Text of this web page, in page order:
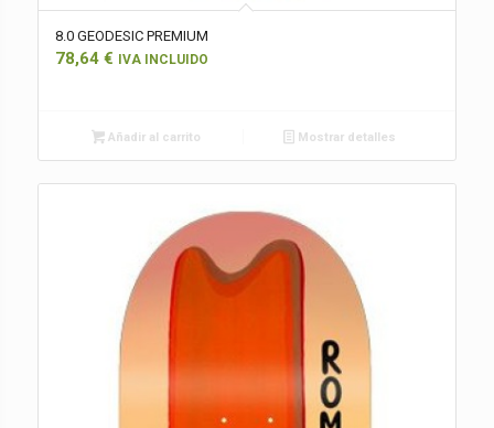
8.0 GEODESIC PREMIUM
78,64 € IVA INCLUIDO
Añadir al carrito Mostrar detalles